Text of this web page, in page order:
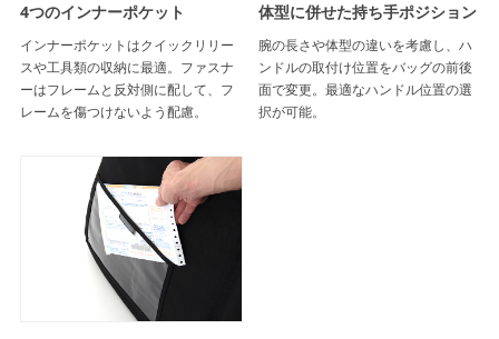
4つのインナーポケット
インナーポケットはクイックリリー
スや工具類の収納に最適。ファスナ
ーはフレームと反対側に配して、フ
レームを傷つけないよう配慮。
体型に併せた持ち手ポジション
腕の長さや体型の違いを考慮し、ハ
ンドルの取付け位置をバッグの前後
面で変更。最適なハンドル位置の選
択が可能。